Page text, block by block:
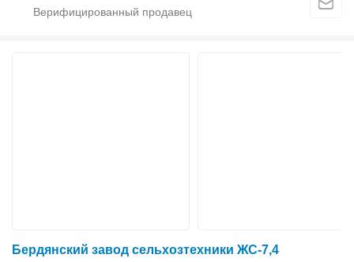
Бердянский завод сельхозтехники ЖС-7,4